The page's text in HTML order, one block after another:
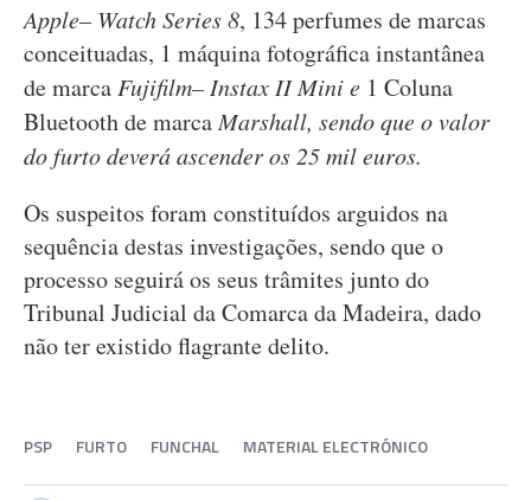
Apple– Watch Series 8, 134 perfumes de marcas
conceituadas, 1 máquina fotográfica instantânea
de marca Fujifilm– Instax II Mini e 1 Coluna
Bluetooth de marcaMarshall, sendo que o valor
do furto deverá ascender os 25 mil euros.
Os suspeitos foram constituídos arguidos na
sequência destas investigações, sendo que o
processo seguirá os seus trâmites junto do
Tribunal Judicial da Comarca da Madeira, dado
não ter existido flagrante delito.
PSP FURTO FUNCHAL MATERIAL ELECTRÓNICO